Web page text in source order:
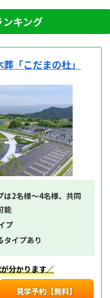
キング
「こだまの杜」
は2名様～4名様、共同
能
プ
タイプあり
分かります／
見学予約【無料】